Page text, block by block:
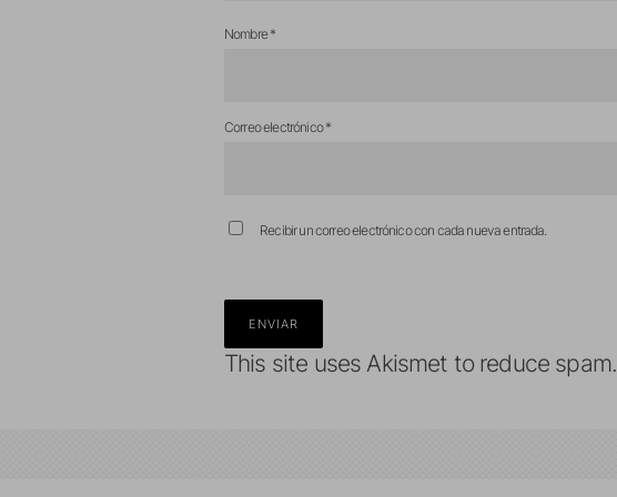
Nombre*
Correo electrónico*
Recibir un correo electrónico con cada nueva entrada.
This site uses Akismet to reduce spam.